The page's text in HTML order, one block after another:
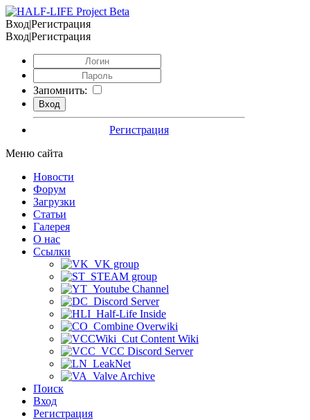
Вход|Регистрация
Вход|Регистрация
Запомнить:
Регистрация
Меню сайта
Новости
Форум
Загрузки
Статьи
Галерея
О нас
Ссылки
VK group
STEAM group
Youtube Channel
Discord Server
Half-Life Inside
Combine Overwiki
Cut Content Wiki
VCC Discord Server
LeakNet
Valve Archive
Поиск
Вход
Регистрация